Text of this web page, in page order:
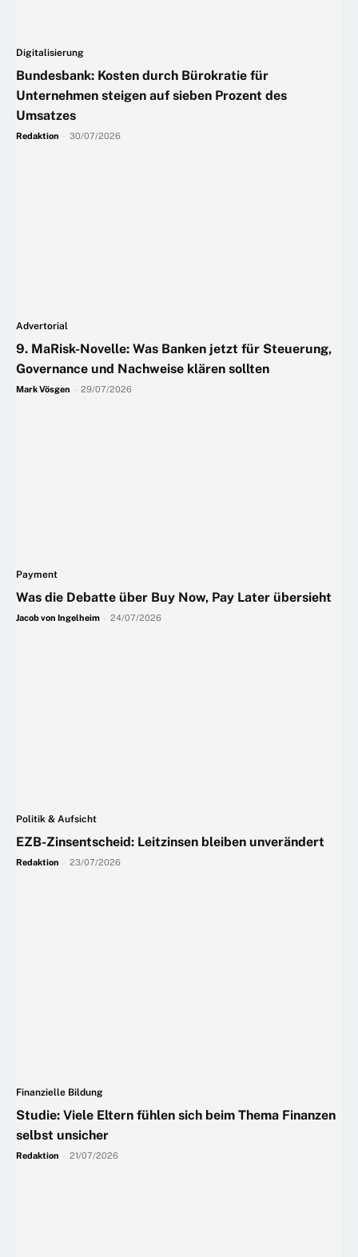
Digitalisierung
Bundesbank: Kosten durch Bürokratie für
Unternehmen steigen auf sieben Prozent des
Umsatzes
Redaktion 30/07/2026
Advertorial
9. MaRisk-Novelle: Was Banken jetzt für Steuerung,
Governance und Nachweise klären sollten
Mark Vösgen 29/07/2026
Payment
Was die Debatte über Buy Now, Pay Later übersieht
Jacob von Ingelheim 24/07/2026
Politik & Aufsicht
EZB-Zinsentscheid: Leitzinsen bleiben unverändert
Redaktion 23/07/2026
Finanzielle Bildung
Studie: Viele Eltern fühlen sich beim Thema Finanzen
selbst unsicher
Redaktion 21/07/2026